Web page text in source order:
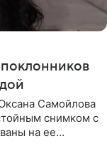
Самойлова
снимком с
на ее